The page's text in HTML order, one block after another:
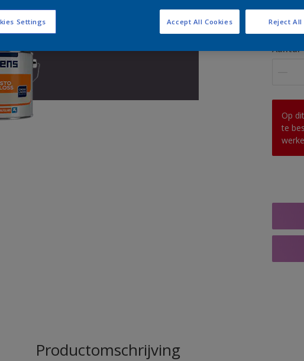
Aantal
Op
te
Productomschrijving
Settings Reject All
Accept All Cookies